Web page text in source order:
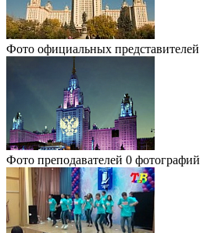
Фото официальных представителей
Фото преподавателей 0 фотографий